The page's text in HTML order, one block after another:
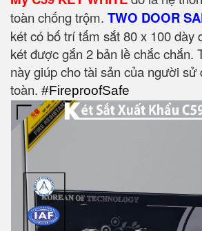
toàn chống trộm. TWO DOOR
két có bố trí tấm sắt 80 x 100 dày
két được gắn 2 bản lề chắc chắn.
này giúp cho tài sản của người sử
toàn. #FireproofSafe